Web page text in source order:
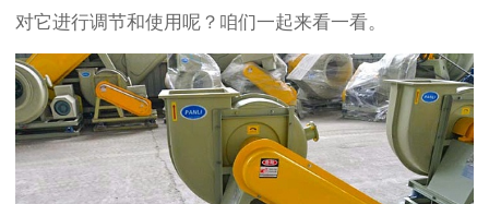
对它进行调节和使用呢？咱们一起来看一看。